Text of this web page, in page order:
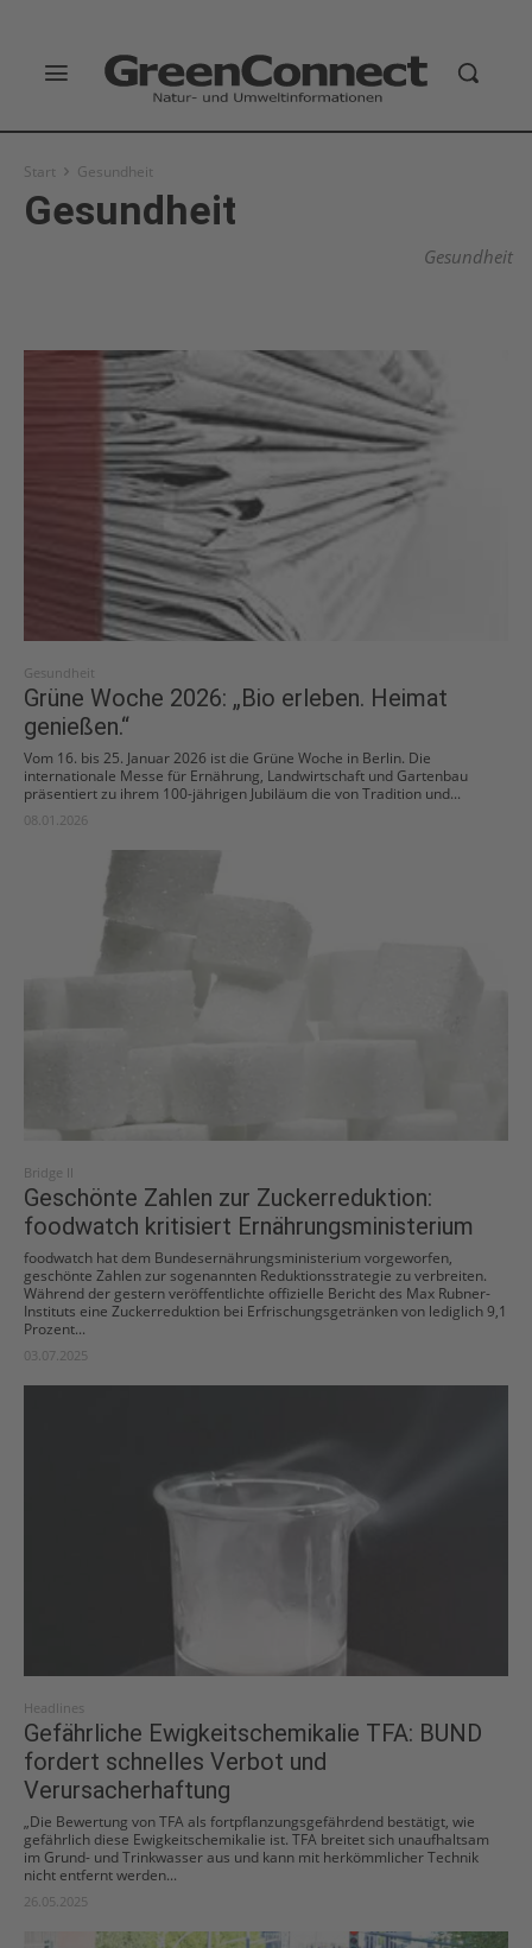
Start Gesundheit
Gesundheit
Gesundheit
Gesundheit
Grüne Woche 2026: „Bio erleben. Heimat
genießen.“
Vom 16. bis 25. Januar 2026 ist die Grüne Woche in Berlin. Die
internationale Messe für Ernährung, Landwirtschaft und Gartenbau
präsentiert zu ihrem 100-jährigen Jubiläum die von Tradition und...
08.01.2026
Bridge II
Geschönte Zahlen zur Zuckerreduktion:
foodwatch kritisiert Ernährungsministerium
foodwatch hat dem Bundesernährungsministerium vorgeworfen,
geschönte Zahlen zur sogenannten Reduktionsstrategie zu verbreiten.
Während der gestern veröffentlichte offizielle Bericht des Max Rubner-
Instituts eine Zuckerreduktion bei Erfrischungsgetränken von lediglich 9,1
Prozent...
03.07.2025
Headlines
Gefährliche Ewigkeitschemikalie TFA: BUND
fordert schnelles Verbot und
Verursacherhaftung
„Die Bewertung von TFA als fortpflanzungsgefährdend bestätigt, wie
gefährlich diese Ewigkeitschemikalie ist. TFA breitet sich unaufhaltsam
im Grund- und Trinkwasser aus und kann mit herkömmlicher Technik
nicht entfernt werden...
26.05.2025